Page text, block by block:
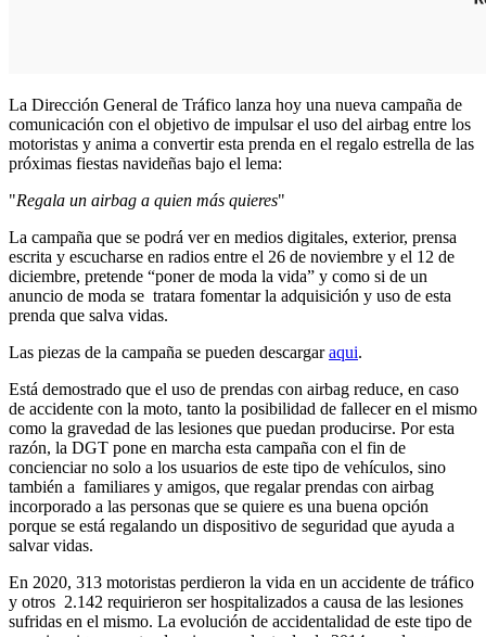
La Dirección General de Tráfico lanza hoy una nueva campaña de
comunicación con el objetivo de impulsar el uso del airbag entre los
motoristas y anima a convertir esta prenda en el regalo estrella de las
próximas fiestas navideñas bajo el lema:
"Regala un airbag a quien más quieres"
La campaña que se podrá ver en medios digitales, exterior, prensa
escrita y escucharse en radios entre el 26 de noviembre y el 12 de
diciembre, pretende “poner de moda la vida” y como si de un
anuncio de moda se tratara fomentar la adquisición y uso de esta
prenda que salva vidas.
Las piezas de la campaña se pueden descargaraqui.
Está demostrado que el uso de prendas con airbag reduce, en caso
de accidente con la moto, tanto la posibilidad de fallecer en el mismo
como la gravedad de las lesiones que puedan producirse. Por esta
razón, la DGT pone en marcha esta campaña con el fin de
concienciar no solo a los usuarios de este tipo de vehículos, sino
también a familiares y amigos, que regalar prendas con airbag
incorporado a las personas que se quiere es una buena opción
porque se está regalando un dispositivo de seguridad que ayuda a
salvar vidas.
En 2020, 313 motoristas perdieron la vida en un accidente de tráfico
y otros 2.142 requirieron ser hospitalizados a causa de las lesiones
sufridas en el mismo. La evolución de accidentalidad de este tipo de